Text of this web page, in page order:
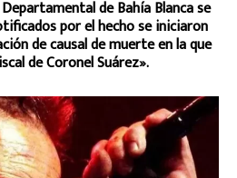
de Bahía Blanca se
por el hecho se iniciaron
de causal de muerte en la que
de Coronel Suárez».